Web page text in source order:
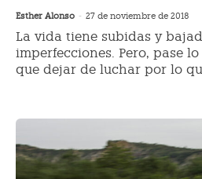
Esther Alonso - 27 de noviembre de 2018
La vida tiene subidas y
imperfecciones. Pero, pase
que dejar de luchar por lo